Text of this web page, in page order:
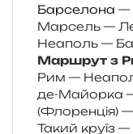
Барселона —
Марсель —
Неаполь —
Маршрут з
Рим —
де-Майорка
(Флоренція)
Такий круїз